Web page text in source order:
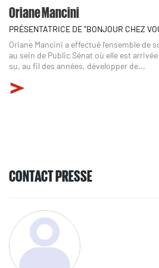
Oriane Mancini
PRÉSENTATRICE DE "BONJOUR CHEZ
Oriane Mancini a effectué l’ensemble de
au sein de Public Sénat où elle est
su, au fil des années, développer de...
CONTACT PRESSE